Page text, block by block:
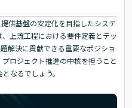
供基盤の安定化を目指したシステ
上流工程における要件定義とテッ
解決に貢献できる重要なポジショ
ロジェクト推進の中核を担うこと
なるでしょう。